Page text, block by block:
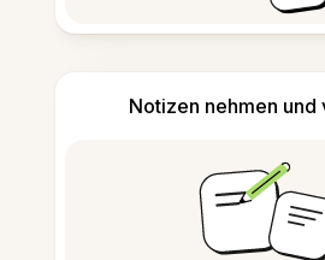
Notizen nehmen und